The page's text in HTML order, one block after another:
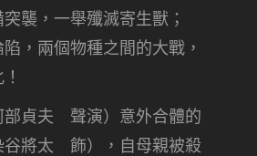
襲，一舉殲滅寄生獸；
，兩個物種之間的大戰，
部貞夫 聲演）意外合體的
谷將太 飾），自母親被殺